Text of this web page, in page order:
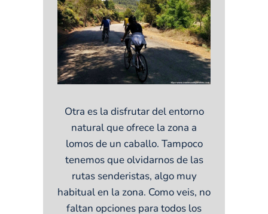
Otra es la disfrutar del entorno
natural que ofrece la zona a
lomos de un caballo. Tampoco
tenemos que olvidarnos de las
rutas senderistas, algo muy
habitual en la zona. Como veis, no
faltan opciones para todos los